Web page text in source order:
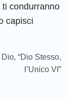
condurranno
capisci
“Dio Stesso,
l’Unico VI”